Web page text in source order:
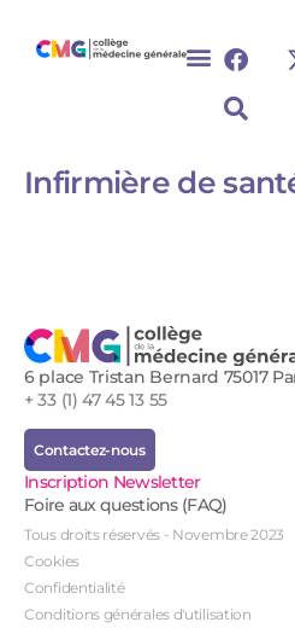
Infirmière de
6 place Tristan Bernard 75017
+ 33 (1) 47 45 13 55
Contactez-nous
Inscription Newsletter
Foire aux questions (FAQ)
Tous droits réservés - Novembre 2023
Cookies
Confidentialité
Conditions générales d'utilisation